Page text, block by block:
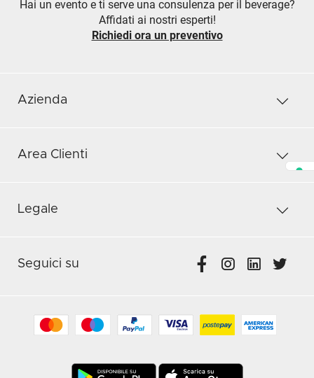
Hai un evento e ti serve una consulenza per il beverage?
Affidati ai nostri esperti!
Richiedi ora un preventivo
Azienda
Area Clienti
Legale
Seguici su